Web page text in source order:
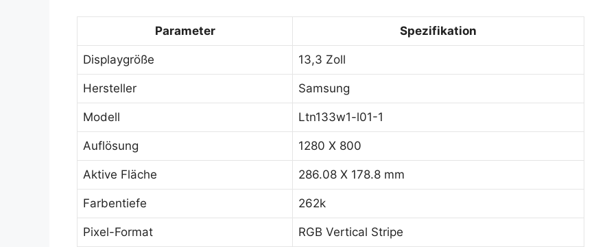
Parameter Spezifikation
Displaygröße 13,3 Zoll
Hersteller Samsung
Modell Ltn133w1-l01-1
Auflösung 1280 X 800
Aktive Fläche 286.08 X 178.8 mm
Farbentiefe 262k
Pixel-Format RGB Vertical Stripe